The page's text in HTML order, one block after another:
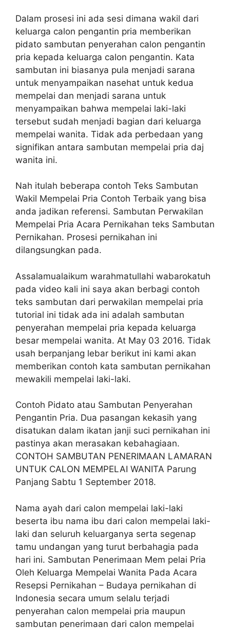
Dalam prosesi ini ada sesi dimana wakil dari
keluarga calon pengantin pria memberikan
pidato sambutan penyerahan calon pengantin
pria kepada keluarga calon pengantin. Kata
sambutan ini biasanya pula menjadi sarana
untuk menyampaikan nasehat untuk kedua
mempelai dan menjadi sarana untuk
menyampaikan bahwa mempelai laki-laki
tersebut sudah menjadi bagian dari keluarga
mempelai wanita. Tidak ada perbedaan yang
signifikan antara sambutan mempelai pria daj
wanita ini.
Nah itulah beberapa contoh Teks Sambutan
Wakil Mempelai Pria Contoh Terbaik yang bisa
anda jadikan referensi. Sambutan Perwakilan
Mempelai Pria Acara Pernikahan teks Sambutan
Pernikahan. Prosesi pernikahan ini
dilangsungkan pada.
Assalamualaikum warahmatullahi wabarokatuh
pada video kali ini saya akan berbagi contoh
teks sambutan dari perwakilan mempelai pria
tutorial ini tidak ada ini adalah sambutan
penyerahan mempelai pria kepada keluarga
besar mempelai wanita. At May 03 2016. Tidak
usah berpanjang lebar berikut ini kami akan
memberikan contoh kata sambutan pernikahan
mewakili mempelai laki-laki.
Contoh Pidato atau Sambutan Penyerahan
Pengantin Pria. Dua pasangan kekasih yang
disatukan dalam ikatan janji suci pernikahan ini
pastinya akan merasakan kebahagiaan.
CONTOH SAMBUTAN PENERIMAAN LAMARAN
UNTUK CALON MEMPELAI WANITA Parung
Panjang Sabtu 1 September 2018.
Nama ayah dari calon mempelai laki-laki
beserta ibu nama ibu dari calon mempelai laki-
laki dan seluruh keluarganya serta segenap
tamu undangan yang turut berbahagia pada
hari ini. Sambutan Penerimaan Mem pelai Pria
Oleh Keluarga Mempelai Wanita Pada Acara
Resepsi Pernikahan – Budaya pernikahan di
Indonesia secara umum selalu terjadi
penyerahan calon mempelai pria maupun
sambutan penerimaan dari calon mempelai